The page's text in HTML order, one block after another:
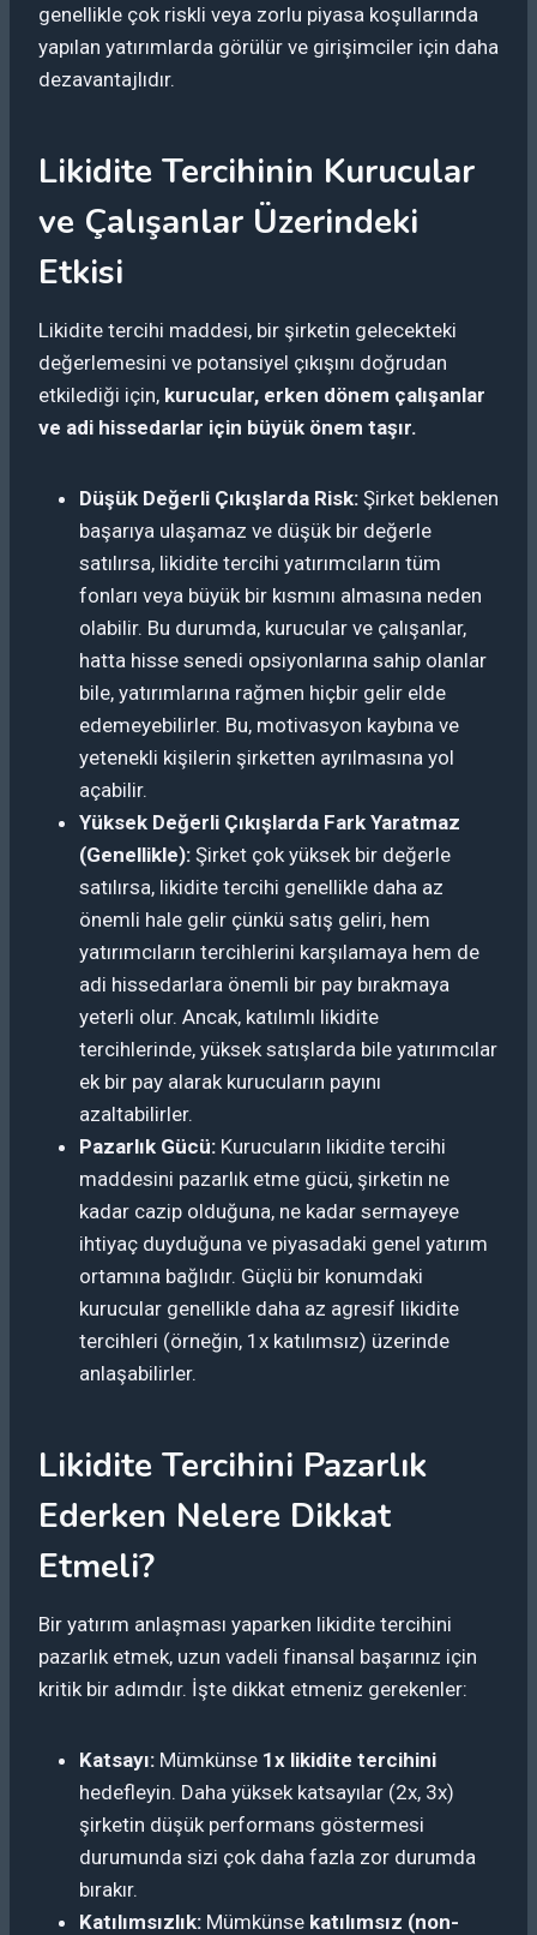
genellikle çok riskli veya zorlu piyasa koşullarında
yapılan yatırımlarda görülür ve girişimciler için daha
dezavantajlıdır.
Likidite Tercihinin Kurucular
ve Çalışanlar Üzerindeki
Etkisi
Likidite tercihi maddesi, bir şirketin gelecekteki
değerlemesini ve potansiyel çıkışını doğrudan
etkilediği için, kurucular, erken dönem çalışanlar
ve adi hissedarlar için büyük önem taşır.
Düşük Değerli Çıkışlarda Risk: Şirket beklenen
başarıya ulaşamaz ve düşük bir değerle
satılırsa, likidite tercihi yatırımcıların tüm
fonları veya büyük bir kısmını almasına neden
olabilir. Bu durumda, kurucular ve çalışanlar,
hatta hisse senedi opsiyonlarına sahip olanlar
bile, yatırımlarına rağmen hiçbir gelir elde
edemeyebilirler. Bu, motivasyon kaybına ve
yetenekli kişilerin şirketten ayrılmasına yol
açabilir.
Yüksek Değerli Çıkışlarda Fark Yaratmaz
(Genellikle): Şirket çok yüksek bir değerle
satılırsa, likidite tercihi genellikle daha az
önemli hale gelir çünkü satış geliri, hem
yatırımcıların tercihlerini karşılamaya hem de
adi hissedarlara önemli bir pay bırakmaya
yeterli olur. Ancak, katılımlı likidite
tercihlerinde, yüksek satışlarda bile yatırımcılar
ek bir pay alarak kurucuların payını
azaltabilirler.
Pazarlık Gücü: Kurucuların likidite tercihi
maddesini pazarlık etme gücü, şirketin ne
kadar cazip olduğuna, ne kadar sermayeye
ihtiyaç duyduğuna ve piyasadaki genel yatırım
ortamına bağlıdır. Güçlü bir konumdaki
kurucular genellikle daha az agresif likidite
tercihleri (örneğin, 1x katılımsız) üzerinde
anlaşabilirler.
Likidite Tercihini Pazarlık
Ederken Nelere Dikkat
Etmeli?
Bir yatırım anlaşması yaparken likidite tercihini
pazarlık etmek, uzun vadeli finansal başarınız için
kritik bir adımdır. İşte dikkat etmeniz gerekenler:
Katsayı: Mümkünse 1x likidite tercihini
hedefleyin. Daha yüksek katsayılar (2x, 3x)
şirketin düşük performans göstermesi
durumunda sizi çok daha fazla zor durumda
bırakır.
Katılımsızlık: Mümkünse katılımsız (non-